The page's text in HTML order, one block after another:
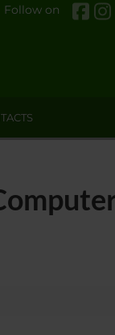
Follow on